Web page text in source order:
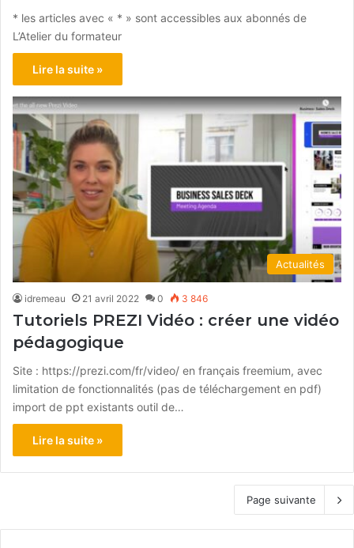
* les articles avec « * » sont accessibles aux abonnés de
L’Atelier du formateur
Lire la suite »
Actualités
idremeau 21 avril 2022 0 3 846
Tutoriels PREZI Vidéo : créer une vidéo
pédagogique
Site : https://prezi.com/fr/video/ en français freemium, avec
limitation de fonctionnalités (pas de téléchargement en pdf)
import de ppt existants outil de…
Lire la suite »
Page suivante